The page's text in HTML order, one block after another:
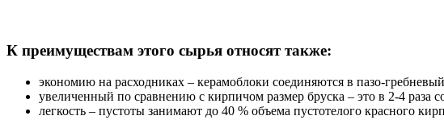
К преимуществам этого сырья относят также:
экономию на расходниках – керамоблоки соединяются в пазо-
увеличенный по сравнению с кирпичом размер бруска – это в 2-4 раза
легкость – пустоты занимают до 40 % объема пустотелого красного